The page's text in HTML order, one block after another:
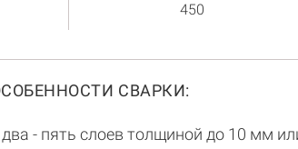
450
СВАРКИ:
- пять слоев толщиной до 10 мм